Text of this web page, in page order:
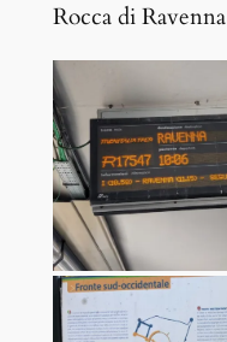
Rocca di Ravenna